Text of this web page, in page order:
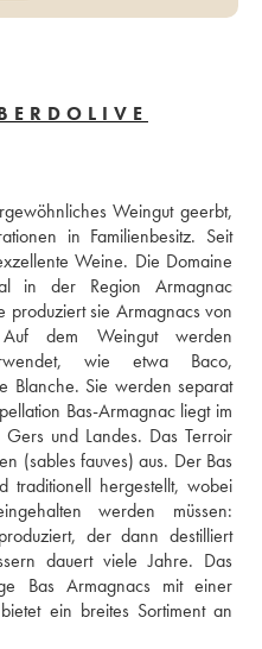
Weingut geerbt,
in Familienbesitz. Seit
Weine. Die Domaine
in der Region Armagnac
produziert sie Armagnacs von
Auf dem Weingut werden
wie etwa Baco,
Blanche. Sie werden separat
Bas-Armagnac liegt im
und Landes. Das Terroir
(sables fauves) aus. Der Bas
traditionell hergestellt, wobei
werden müssen:
der dann destilliert
dauert viele Jahre. Das
Bas Armagnacs mit einer
ein breites Sortiment an